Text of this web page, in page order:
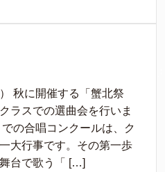
秋に開催する「蟹北祭
ラスでの選曲会を行いま
の合唱コンクールは、ク
大行事です。その第一歩
台で歌う「 […]